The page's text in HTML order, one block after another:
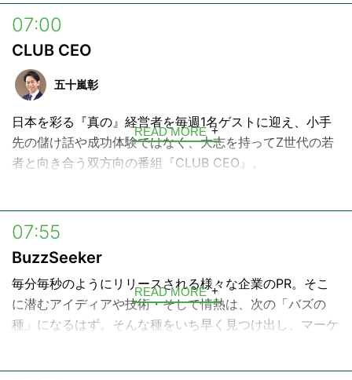
の未来をどうやって切り拓いていくか、そのヒントをリス
ナーの皆さんと一緒に見つけていきます。
07:00
CLUB CEO
五十嵐彰
日本を彩る『真の』経営者を毎週1名ゲストに迎え、小手
先の儲け話や成功体験ではなく、大志を持ってZ世代の若
者と向き合う双方向の番組『CLUB CEO』。
今と未来を学んでいきます。
ナビゲーターはラジオ局から大手広告会社を経て日本最大
十嵐彰がつとめます。
Z世代のメディアコミュニティ『Steenz
『Steenz』内『CLUB CEO』ページ →
READ MORE
07:55
BuzzSeeker
毎分毎秒のようにリリースされる様々な企業のPR。そこ
に潜むアイディアや技術・そして情熱は、次の「バズの
種」になるはず。そんな種をいち早く見つけ出し、マーケ
READ MORE